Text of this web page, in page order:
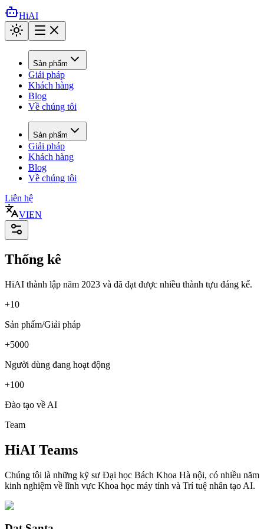
HiAI
Sản phẩm
Giải pháp
Khách hàng
Blog
Về chúng tôi
Sản phẩm
Giải pháp
Khách hàng
Blog
Về chúng tôi
Liên hệ
VIEN
Thống kê
HiAI thành lập năm 2023 và đã đạt được nhiều thành tựu đáng kể.
+10
Sản phẩm/Giải pháp
+5000
Người dùng đang hoạt động
+100
Đào tạo về AI
Team
HiAI Teams
Chúng tôi là những kỹ sư Đại học Bách Khoa Hà nội, có nhiều năm
kinh nghiệm về lĩnh vực Khoa học máy tính và Trí tuệ nhân tạo AI.